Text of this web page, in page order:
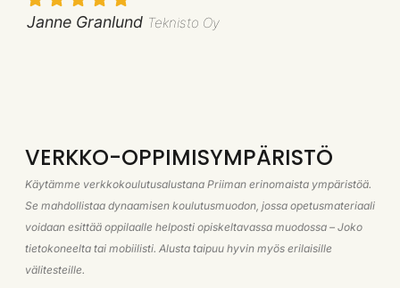
Janne Granlund Teknisto Oy
VERKKO-OPPIMISYMPÄRISTÖ
Käytämme verkkokoulutusalustana Priiman erinomaista ympäristöä.
Se mahdollistaa dynaamisen koulutusmuodon, jossa opetusmateriaali
voidaan esittää oppilaalle helposti opiskeltavassa muodossa – Joko
tietokoneelta tai mobiilisti. Alusta taipuu hyvin myös erilaisille
välitesteille.